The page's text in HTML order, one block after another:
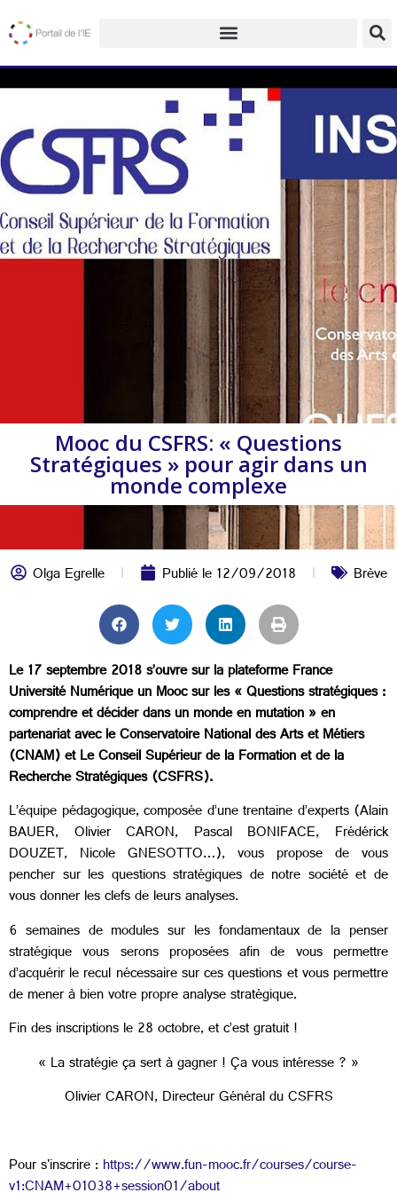
Mooc du CSFRS: « Questions
Stratégiques » pour agir dans un
monde complexe
Olga Egrelle Publié le12/09/2018 Brève
Le 17 septembre 2018 s’ouvre sur la plateforme France
Université Numérique un Mooc sur les « Questions stratégiques :
comprendre et décider dans un monde en mutation » en
partenariat avec le Conservatoire National des Arts et Métiers
(CNAM) et Le Conseil Supérieur de la Formation et de la
Recherche Stratégiques (CSFRS).
L’équipe pédagogique, composée d’une trentaine d’experts (Alain
BAUER, Olivier CARON, Pascal BONIFACE, Frédérick
DOUZET, Nicole GNESOTTO…), vous propose de vous
pencher sur les questions stratégiques de notre société et de
vous donner les clefs de leurs analyses.
6 semaines de modules sur les fondamentaux de la penser
stratégique vous serons proposées afin de vous permettre
d’acquérir le recul nécessaire sur ces questions et vous permettre
de mener à bien votre propre analyse stratégique.
Fin des inscriptions le 28 octobre, et c’est gratuit !
« La stratégie ça sert à gagner ! Ça vous intéresse ? »
Olivier CARON, Directeur Général du CSFRS
Pour s'inscrire :https://www.fun-mooc.fr/courses/course-